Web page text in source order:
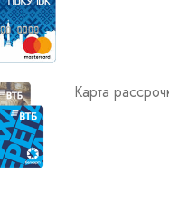
Карта